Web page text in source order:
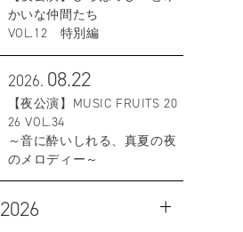
かいな仲間たち
VOL.12 特別編
2026. 08.22
【夜公演】MUSIC FRUITS 20
26 VOL.34
～音に酔いしれる、真夏の夜
のメロディー～
2026